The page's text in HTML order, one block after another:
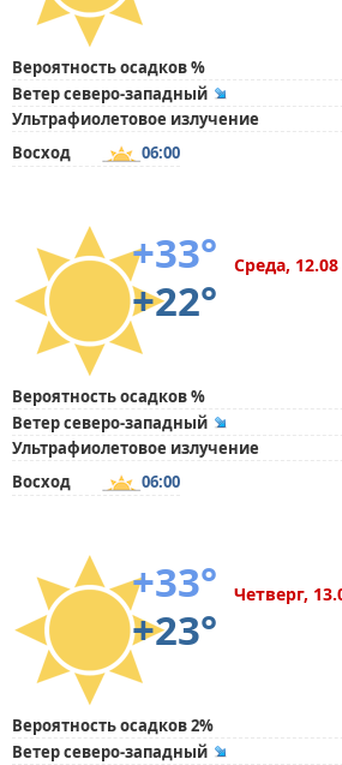
Вероятность осадков %
Ветер северо-западный
Ультрафиолетовое излучение
Восход
06:00
+33°
+22°
Среда, 12.08
Вероятность осадков %
Ветер северо-западный
Ультрафиолетовое излучение
Восход
06:00
+33°
+23°
Четверг,
Вероятность осадков 2%
Ветер северо-западный